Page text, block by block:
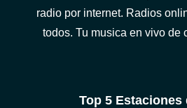
radio por internet. Radios
todos. Tu musica en vivo de
Top 5 Estaciones